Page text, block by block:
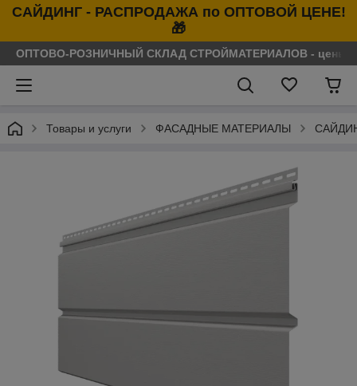
САЙДИНГ - РАСПРОДАЖА по ОПТОВОЙ ЦЕНЕ!
🎁
ОПТОВО-РОЗНИЧНЫЙ СКЛАД СТРОЙМАТЕРИАЛОВ - цены
Товары и услуги ФАСАДНЫЕ МАТЕРИАЛЫ